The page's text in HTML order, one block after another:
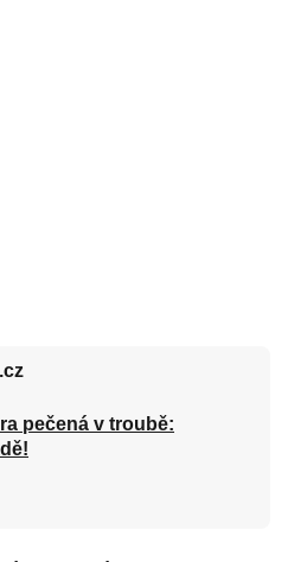
pečená v troubě: